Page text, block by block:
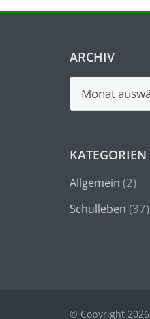
ARCHIV
Archiv
KATEGORIEN
Allgemein (2)
Schulleben (37)
© Copyright 2026